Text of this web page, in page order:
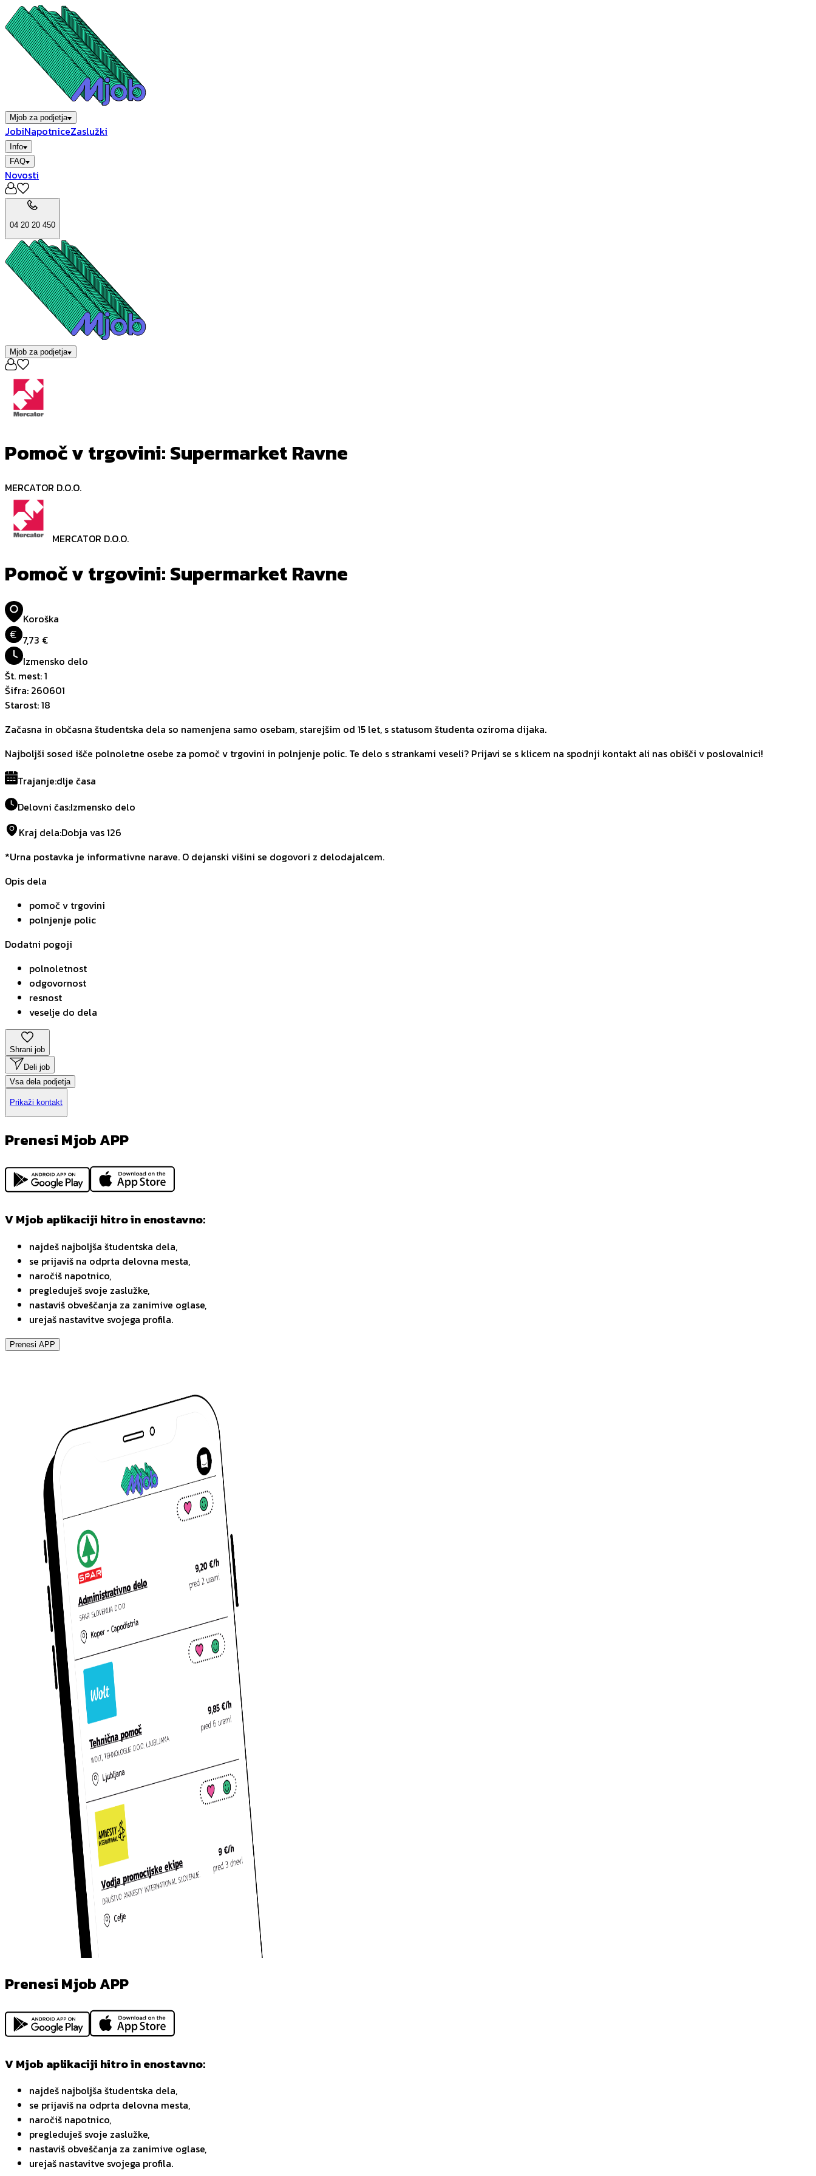
Mjob za podjetja
JobiNapotniceZaslužki
Info
FAQ
Novosti
04 20 20 450
Mjob za podjetja
Pomoč v trgovini: Supermarket Ravne
MERCATOR D.O.O.
MERCATOR D.O.O.
Pomoč v trgovini: Supermarket Ravne
Koroška
€ 7,73 €
Izmensko delo
Št. mest:1
Šifra: 260601
Starost:18
Začasna in občasna študentska dela so namenjena samo osebam, starejšim od 15 let, s statusom študenta oziroma dijaka.
Najboljši sosed išče polnoletne osebe za pomoč v trgovini in polnjenje polic. Te delo s strankami veseli? Prijavi se s klicem na spodnji kontakt ali nas obišči v poslovalnici!
Trajanje:dlje časa
Delovni čas:Izmensko delo
Kraj dela:Dobja vas 126
*Urna postavka je informativne narave. O dejanski višini se dogovori z delodajalcem.
Opis dela
pomoč v trgovini
polnjenje polic
Dodatni pogoji
polnoletnost
odgovornost
resnost
veselje do dela
Shrani job
Deli job
Vsa dela podjetja
Prikaži kontakt
Prenesi Mjob APP
V Mjob aplikaciji hitro in enostavno:
najdeš najboljša študentska dela,
se prijaviš na odprta delovna mesta,
naročiš napotnico,
pregleduješ svoje zaslužke,
nastaviš obveščanja za zanimive oglase,
urejaš nastavitve svojega profila.
Prenesi APP
Prenesi Mjob APP
V Mjob aplikaciji hitro in enostavno:
najdeš najboljša študentska dela,
se prijaviš na odprta delovna mesta,
naročiš napotnico,
pregleduješ svoje zaslužke,
nastaviš obveščanja za zanimive oglase,
urejaš nastavitve svojega profila.